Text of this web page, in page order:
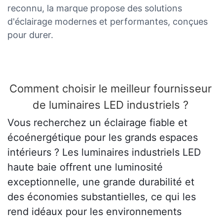
reconnu, la marque propose des solutions
d'éclairage modernes et performantes, conçues
pour durer.
Comment choisir le meilleur fournisseur
de luminaires LED industriels ?
Vous recherchez un éclairage fiable et
écoénergétique pour les grands espaces
intérieurs ? Les luminaires industriels LED
haute baie offrent une luminosité
exceptionnelle, une grande durabilité et
des économies substantielles, ce qui les
rend idéaux pour les environnements